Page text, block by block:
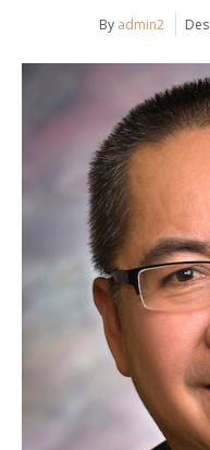
By admin2